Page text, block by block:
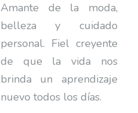
Amante de la moda,
belleza y cuidado
personal. Fiel creyente
de que la vida nos
brinda un aprendizaje
nuevo todos los días.